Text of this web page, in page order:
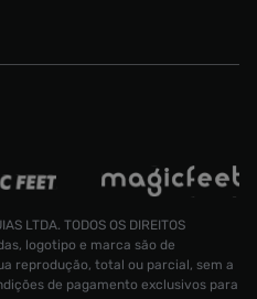
LTDA. TODOS OS DIREITOS
logotipo e marca são de
reprodução, total ou parcial, sem a
de pagamento exclusivos para